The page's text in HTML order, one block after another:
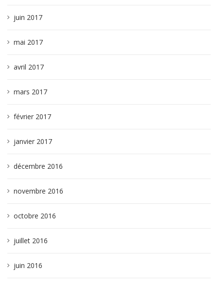
juin 2017
mai 2017
avril 2017
mars 2017
février 2017
janvier 2017
décembre 2016
novembre 2016
octobre 2016
juillet 2016
juin 2016